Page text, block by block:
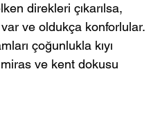
direkleri çıkarılsa,
ve oldukça konforlular.
çoğunlukla kıyı
ve kent dokusu